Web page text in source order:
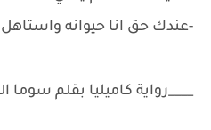
-عندك حق انا حيوانه
____رواية كاميليا بقلم سوما